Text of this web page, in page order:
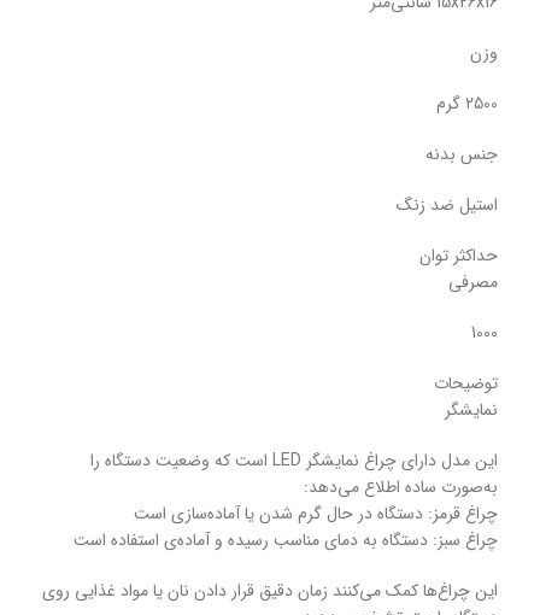
وزن
2500 گرم
جنس بدنه
استیل ضد زنگ
حداکثر توان
مصرفی
1000
توضیحات
نمایشگر
این مدل دارای چراغ نمایشگر LED است که وضعیت دستگاه را
به‌صورت ساده اطلاع می‌دهد:
چراغ قرمز: دستگاه در حال گرم شدن یا آماده‌سازی است
چراغ سبز: دستگاه به دمای مناسب رسیده و آماده‌ی استفاده است
این چراغ‌ها کمک می‌کنند زمان دقیق قرار دادن نان یا مواد غذایی روی